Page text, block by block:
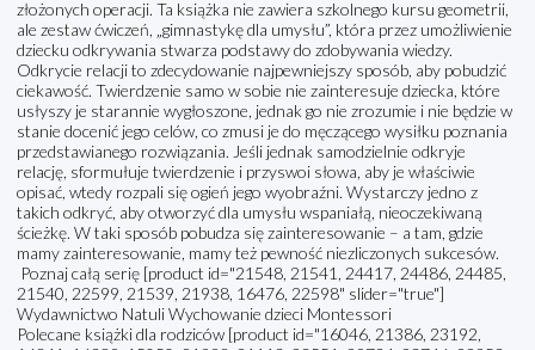
złożonych operacji. Ta książka nie zawiera szkolnego kursu geometrii,
ale zestaw ćwiczeń, „gimnastykę dla umysłu”, która przez umożliwienie
dziecku odkrywania stwarza podstawy do zdobywania wiedzy.
Odkrycie relacji to zdecydowanie najpewniejszy sposób, aby pobudzić
ciekawość. Twierdzenie samo w sobie nie zainteresuje dziecka, które
usłyszy je starannie wygłoszone, jednak go nie zrozumie i nie będzie w
stanie docenić jego celów, co zmusi je do męczącego wysiłku poznania
przedstawianego rozwiązania. Jeśli jednak samodzielnie odkryje
relację, sformułuje twierdzenie i przyswoi słowa, aby je właściwie
opisać, wtedy rozpali się ogień jego wyobraźni. Wystarczy jedno z
takich odkryć, aby otworzyć dla umysłu wspaniałą, nieoczekiwaną
ścieżkę. W taki sposób pobudza się zainteresowanie – a tam, gdzie
mamy zainteresowanie, mamy też pewność niezliczonych sukcesów.
Poznaj całą serię [product id="21548, 21541, 24417, 24486, 24485,
21540, 22599, 21539, 21938, 16476, 22598" slider="true"]
Wydawnictwo Natuli Wychowanie dzieci Montessori
Polecane książki dla rodziców [product id="16046, 21386, 23192,